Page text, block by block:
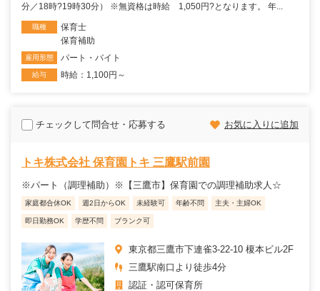
分／18時?19時30分） ※無資格は時給 1,050円?となります。 年...
職種
保育士
保育補助
雇用形態 パート・バイト
給与 時給：1,100円～
チェックして問合せ・応募する お気に入りに追加
トキ株式会社 保育園トキ 三鷹駅前園
※パート（調理補助）※【三鷹市】保育園での調理補助求人☆
家庭都合休OK 週2日からOK 未経験可 年齢不問 主夫・主婦OK
即日勤務OK 学歴不問 ブランク可
東京都三鷹市下連雀3-22-10 榎本ビル2F
三鷹駅南口より徒歩4分
認証・認可保育所